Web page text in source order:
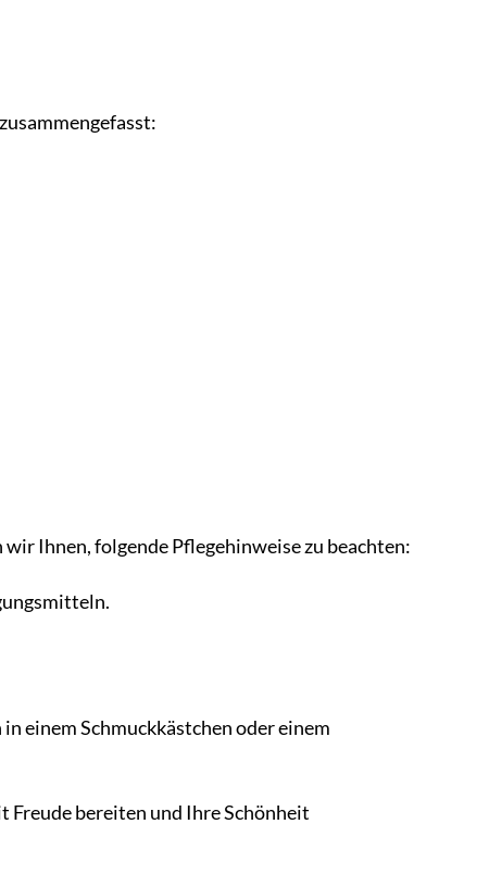
Ihnen, folgende Pflegehinweise zu beachten:
einem Schmuckkästchen oder einem
Freude bereiten und Ihre Schönheit